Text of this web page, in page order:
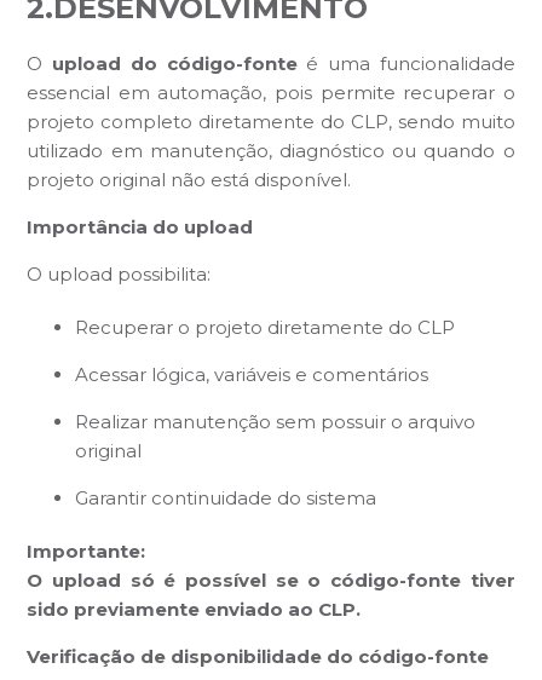
2.DESENVOLVIMENTO
O upload do código-fonteé uma funcionalidade
essencial em automação, pois permite recuperar o
projeto completo diretamente do CLP, sendo muito
utilizado em manutenção, diagnóstico ou quando o
projeto original não está disponível.
Importância do upload
O upload possibilita:
Recuperar o projeto diretamente do CLP
Acessar lógica, variáveis e comentários
Realizar manutenção sem possuir o arquivo
original
Garantir continuidade do sistema
Importante:
O upload só é possível se o código-fonte tiver
sido previamente enviado ao CLP.
Verificação de disponibilidade do código-fonte